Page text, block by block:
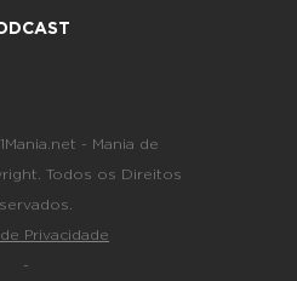
- Mania de
Todos os Direitos
Privacidade
-